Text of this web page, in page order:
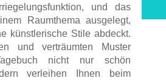
und das
Raumthema ausgelegt,
künstlerische Stile abdeckt.
und verträumten Muster
nicht nur schön
verleihen Ihnen beim